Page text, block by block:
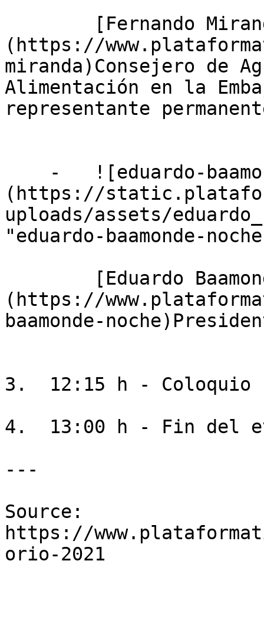
(https://
miranda)Consejero de
Alimentación en la
representante
(https://
uploads/assets/
"eduardo-baamonde-
(https://
baamonde-
3.  12:15 h - Coloquio
4.  13:00 h - Fin del
---
Source:
https://